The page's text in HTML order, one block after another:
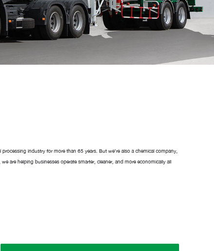
industry for more than 65 years. But we’re also a chemical company,
are helping businesses operate smarter, cleaner, and more economically all